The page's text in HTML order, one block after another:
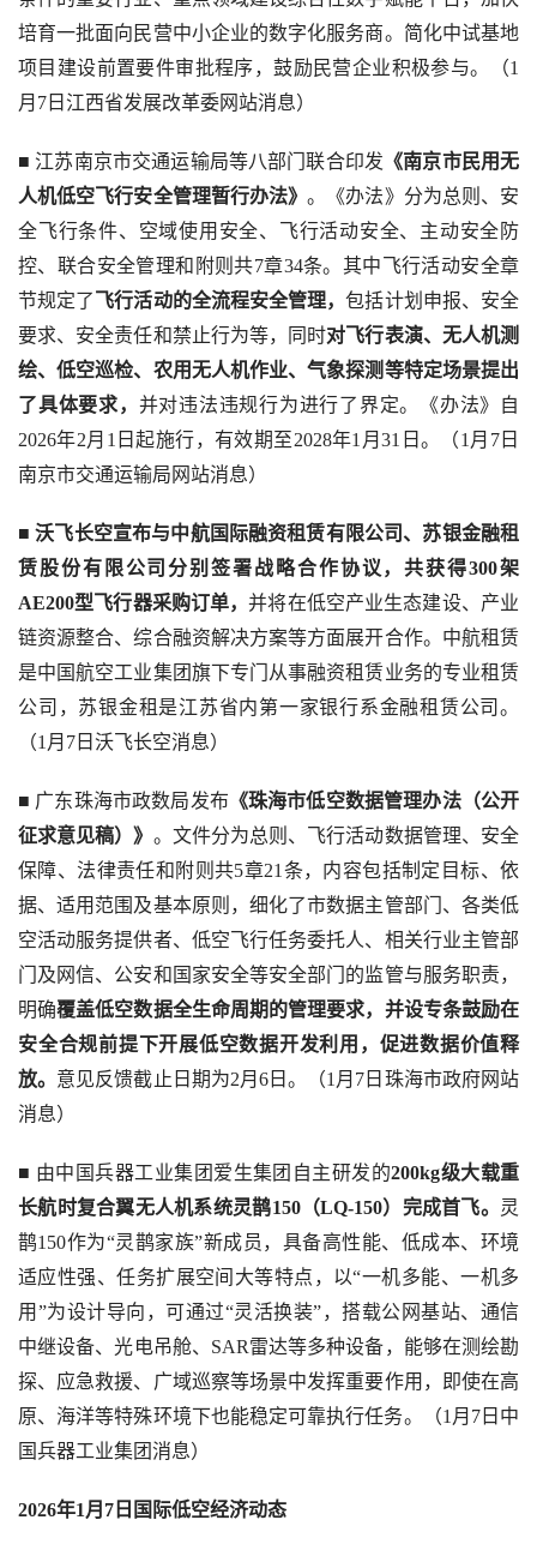
培育一批面向民营中小企业的数字化服务商。简化中试基地
项目建设前置要件审批程序，鼓励民营企业积极参与。（1
月7日江西省发展改革委网站消息）
■ 江苏南京市交通运输局等八部门联合印发 《南京市民用无
人机低空飞行安全管理暂行办法》。《办法》分为总则、安
全飞行条件、空域使用安全、飞行活动安全、主动安全防
控、联合安全管理和附则共7章34条。其中飞行活动安全章
节规定了飞行活动的全流程安全管理，包括计划申报、安全
要求、安全责任和禁止行为等，同时对飞行表演、无人机测
绘、低空巡检、农用无人机作业、气象探测等特定场景提出
了具体要求， 并对违法违规行为进行了界定。《办法》自
2026年2月1日起施行，有效期至2028年1月31日。（1月7日
南京市交通运输局网站消息）
■ 沃飞长空宣布与中航国际融资租赁有限公司、苏银金融租
赁股份有限公司分别签署战略合作协议，共获得300架
AE200型飞行器采购订单，并将在低空产业生态建设、产业
链资源整合、综合融资解决方案等方面展开合作。中航租赁
是中国航空工业集团旗下专门从事融资租赁业务的专业租赁
公司，苏银金租是江苏省内第一家银行系金融租赁公司。
（1月7日沃飞长空消息）
■ 广东珠海市政数局发布 《珠海市低空数据管理办法（公开
征求意见稿）》 。文件分为总则、飞行活动数据管理、安全
保障、法律责任和附则共5章21条，内容包括制定目标、依
据、适用范围及基本原则，细化了市数据主管部门、各类低
空活动服务提供者、低空飞行任务委托人、相关行业主管部
门及网信、公安和国家安全等安全部门的监管与服务职责，
明确覆盖低空数据全生命周期的管理要求，并设专条鼓励在
安全合规前提下开展低空数据开发利用，促进数据价值释
放。 意见反馈截止日期为2月6日。（1月7日珠海市政府网站
消息）
■ 由中国兵器工业集团爱生集团自主研发的200kg级大载重
长航时复合翼无人机系统灵鹊150（LQ-150）完成首飞。
灵
鹊150作为“灵鹊家族”新成员，具备高性能、低成本、环境
适应性强、任务扩展空间大等特点，以“一机多能、一机多
用”为设计导向，可通过“灵活换装”，搭载公网基站、通信
中继设备、光电吊舱、SAR雷达等多种设备，能够在测绘勘
探、应急救援、广域巡察等场景中发挥重要作用，即使在高
原、海洋等特殊环境下也能稳定可靠执行任务。（1月7日中
国兵器工业集团消息）
2026年1月7日国际低空经济动态